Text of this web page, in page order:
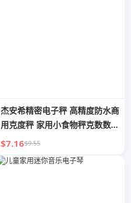
杰安希精密电子秤 高精度防水商
用克度秤 家用小食物秤克数数码
秤
$7.16$9.55